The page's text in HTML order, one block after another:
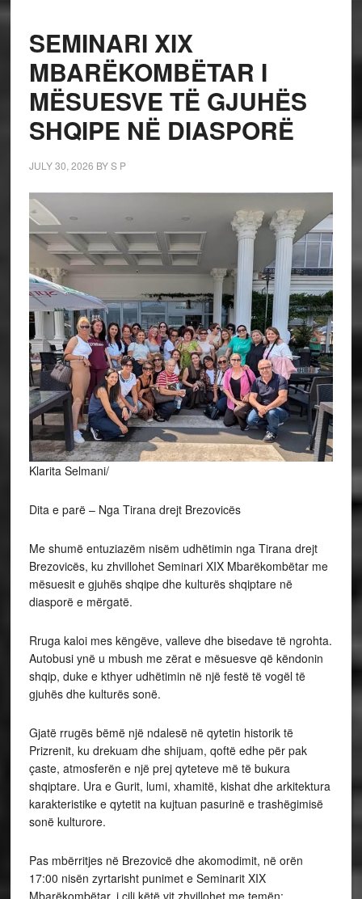
SEMINARI XIX
MBARËKOMBËTAR I
MËSUESVE TË GJUHËS
SHQIPE NË DIASPORË
JULY 30, 2026 BYS P
Klarita Selmani/
Dita e parë – Nga Tirana drejt Brezovicës
Me shumë entuziazëm nisëm udhëtimin nga Tirana drejt
Brezovicës, ku zhvillohet Seminari XIX Mbarëkombëtar me
mësuesit e gjuhës shqipe dhe kulturës shqiptare në
diasporë e mërgatë.
Rruga kaloi mes këngëve, valleve dhe bisedave të ngrohta.
Autobusi ynë u mbush me zërat e mësuesve që këndonin
shqip, duke e kthyer udhëtimin në një festë të vogël të
gjuhës dhe kulturës sonë.
Gjatë rrugës bëmë një ndalesë në qytetin historik të
Prizrenit, ku drekuam dhe shijuam, qoftë edhe për pak
çaste, atmosferën e një prej qyteteve më të bukura
shqiptare. Ura e Gurit, lumi, xhamitë, kishat dhe arkitektura
karakteristike e qytetit na kujtuan pasurinë e trashëgimisë
sonë kulturore.
Pas mbërritjes në Brezovicë dhe akomodimit, në orën
17:00 nisën zyrtarisht punimet e Seminarit XIX
Mbarëkombëtar, i cili këtë vit zhvillohet me temën: